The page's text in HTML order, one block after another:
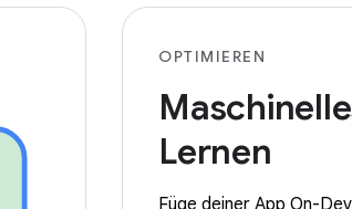
OPTIMIEREN
Lernen